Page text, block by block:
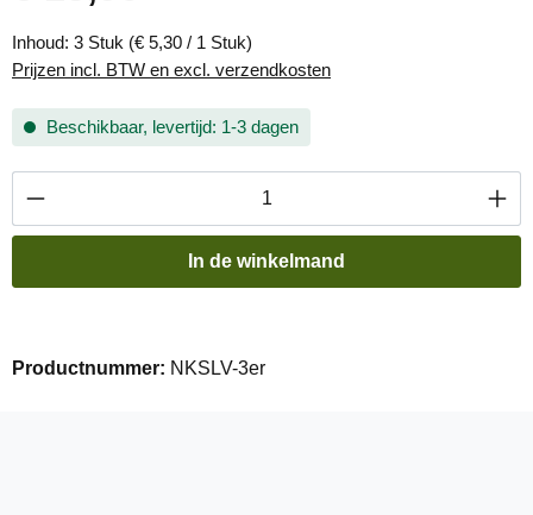
Inhoud: 3 Stuk (€ 5,30 / 1 Stuk)
Prijzen incl. BTW en excl. verzendkosten
Beschikbaar, levertijd: 1-3 dagen
Producthoeveelheid: Voer de gewenste
In de winkelmand
Productnummer: NKSLV-3er